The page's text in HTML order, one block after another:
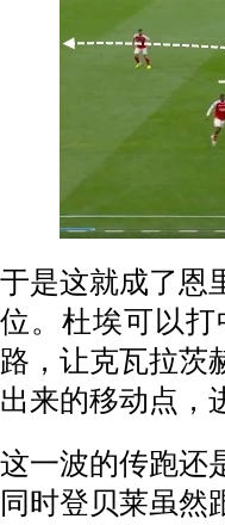
于是这就成了恩
位。杜埃可以
路，让克瓦拉茨
出来的移动点，
这一波的传跑还
同时登贝莱虽然